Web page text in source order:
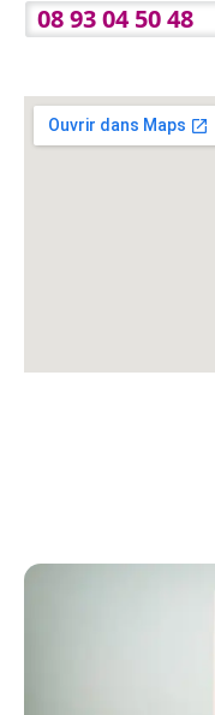
08 93 04 50 48